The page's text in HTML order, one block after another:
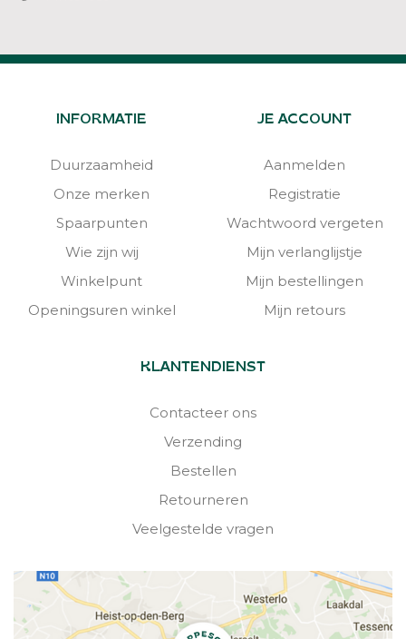
INFORMATIE
Duurzaamheid
Onze merken
Spaarpunten
Wie zijn wij
Winkelpunt
Openingsuren winkel
JE ACCOUNT
Aanmelden
Registratie
Wachtwoord vergeten
Mijn verlanglijstje
Mijn bestellingen
Mijn retours
KLANTENDIENST
Contacteer ons
Verzending
Bestellen
Retourneren
Veelgestelde vragen